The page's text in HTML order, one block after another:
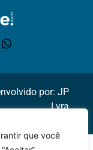
que você
por: JP
Lyra